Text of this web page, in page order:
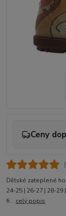
Ceny
Dětské zateplené
24-25 | 26-27 | 28-
fi... celý popis